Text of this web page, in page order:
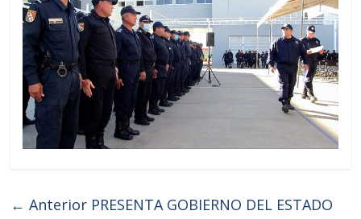
← Anterior PRESENTA GOBIERNO DEL ESTADO